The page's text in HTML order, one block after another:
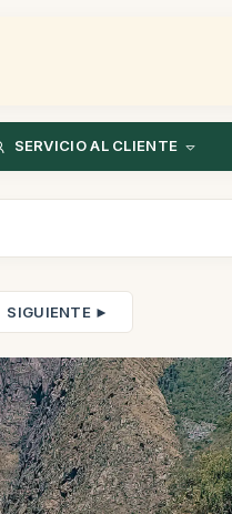
SERVICIO AL CLIENTE
SIGUIENTE ►